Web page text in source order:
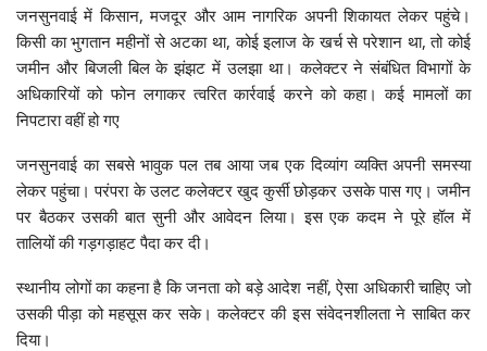
जनसुनवाई में किसान, मजदूर और आम नागरिक अपनी शिकायत लेकर पहुंचे।
किसी का भुगतान महीनों से अटका था, कोई इलाज के खर्च से परेशान था, तो कोई
जमीन और बिजली बिल के झंझट में उलझा था। कलेक्टर ने संबंधित विभागों के
अधिकारियों को फोन लगाकर त्वरित कार्रवाई करने को कहा। कई मामलों का
निपटारा वहीं हो गए
जनसुनवाई का सबसे भावुक पल तब आया जब एक दिव्यांग व्यक्ति अपनी समस्या
लेकर पहुंचा। परंपरा के उलट कलेक्टर खुद कुर्सी छोड़कर उसके पास गए। जमीन
पर बैठकर उसकी बात सुनी और आवेदन लिया। इस एक कदम ने पूरे हॉल में
तालियों की गड़गड़ाहट पैदा कर दी।
स्थानीय लोगों का कहना है कि जनता को बड़े आदेश नहीं, ऐसा अधिकारी चाहिए जो
उसकी पीड़ा को महसूस कर सके। कलेक्टर की इस संवेदनशीलता ने साबित कर
दिया।